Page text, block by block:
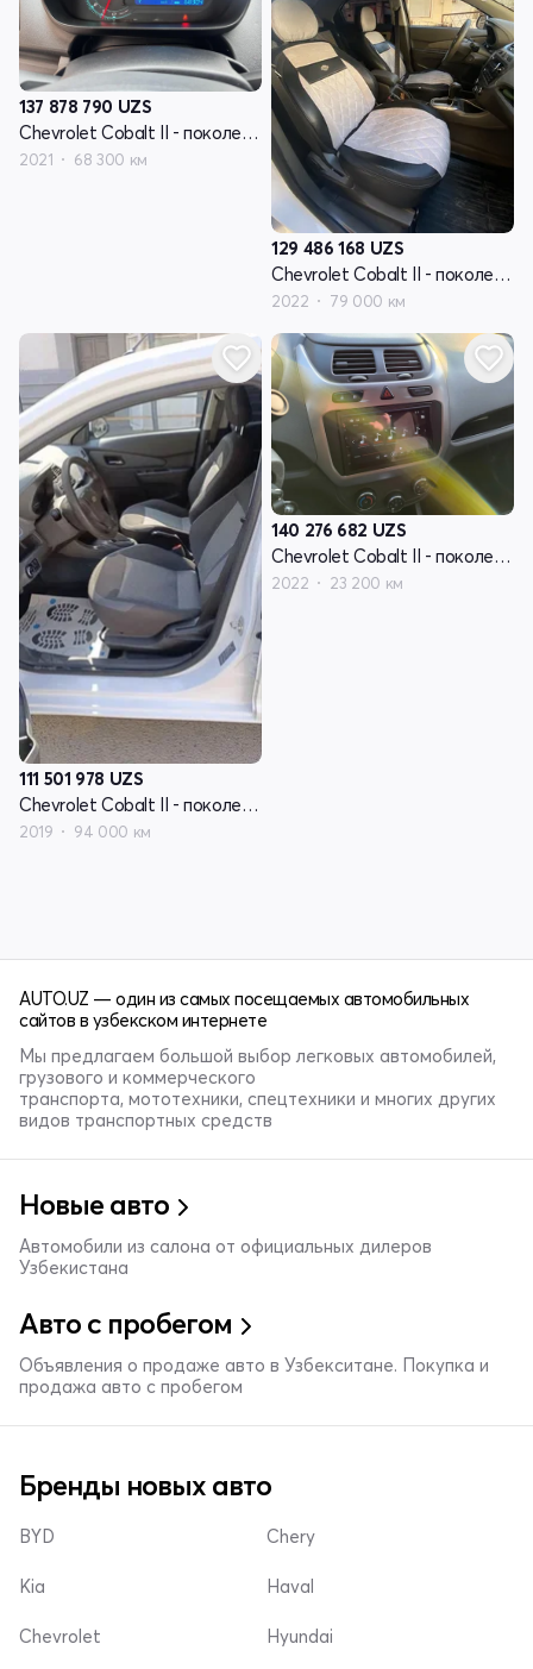
137 878 790 UZS
Chevrolet Cobalt II - поколение рестайлинг
2021 68 300 км
129 486 168 UZS
Chevrolet Cobalt II - поколение рестайлинг
2022 79 000 км
111 501 978 UZS
Chevrolet Cobalt II - поколение рестайлинг
2019 94 000 км
140 276 682 UZS
Chevrolet Cobalt II - поколение рестайлинг
2022 23 200 км
AUTO.UZ — один из самых посещаемых автомобильных
сайтов в узбекском интернете
Мы предлагаем большой выбор легковых автомобилей,
грузового и коммерческого
транспорта, мототехники, спецтехники и многих других
видов транспортных средств
Новые авто
Автомобили из салона от официальных дилеров
Узбекистана
Авто с пробегом
Объявления о продаже авто в Узбекситане. Покупка и
продажа авто с пробегом
Бренды новых авто
BYD
Kia
Chevrolet
Chery
Haval
Hyundai